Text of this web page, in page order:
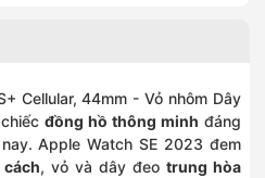
Cellular, 44mm - Vỏ nhôm Dây
đồng hồ thông minh đáng
Apple Watch SE 2023 đem
, vỏ và dây đeo trung hòa